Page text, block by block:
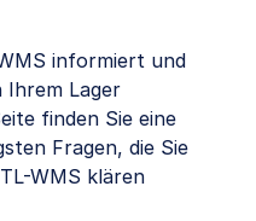
informiert und
Ihrem Lager
finden Sie eine
Fragen, die Sie
WMS klären